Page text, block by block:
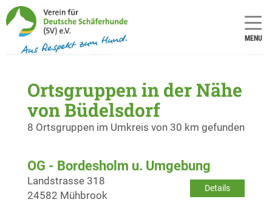
MENU
Ortsgruppen in der Nähe
von Büdelsdorf
8 Ortsgruppen im Umkreis von 30 km gefunden
OG - Bordesholm u. Umgebung
Details
Landstrasse 318
24582 Mühbrook